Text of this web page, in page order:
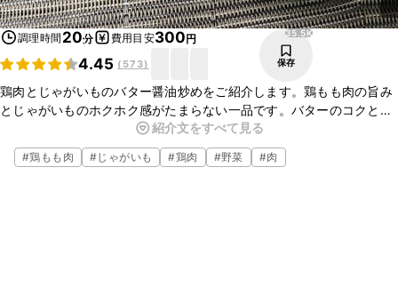
調理時間 20分 費用目安300円
4.45 ( 573)
35.5K
保存
鶏肉とじゃがいものバター醤油炒めをご紹介します。鶏もも肉の旨み
とじゃがいものホクホク感がたまらない一品です。バターのコクと甘
辛い味つけで、ごはんにもお酒にもよく合いますよ。
紹介文をすべて見る
#鶏もも肉 #じゃがいも #鶏肉 #野菜 #肉